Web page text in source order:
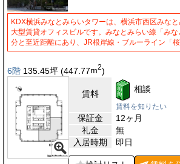
KDX横浜みなとみらいタワーは、横浜市西区みな
大型賃貸オフィスビルです。みなとみらい線「み
分と至近距離にあり、JR根岸線・ブルーライン「
6階 135.45坪 (447.77m2)
賃料 相談
賃料を知りたい
保証金
12ヶ月
礼金
無
入居時期
即日